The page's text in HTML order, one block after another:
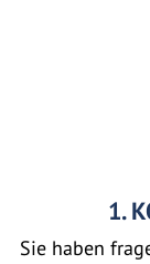
1.
Sie haben